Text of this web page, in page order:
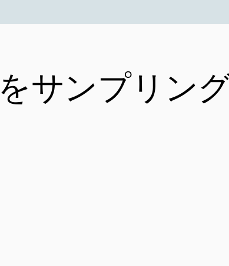
サンプリン